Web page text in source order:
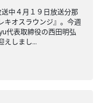
中４月１９日放送分那
キオスラウンジ』。今週
代表取締役の西田明弘
えしまし...